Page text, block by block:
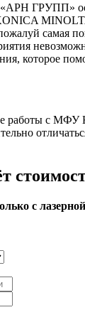
ГРУПП»
самая
которое
работы с МФУ
с